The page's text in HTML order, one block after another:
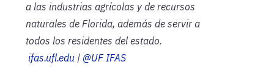
a las industrias agrícolas y de recursos
naturales de Florida, además de servir a
todos los residentes del estado.
ifas.ufl.edu | @UF IFAS